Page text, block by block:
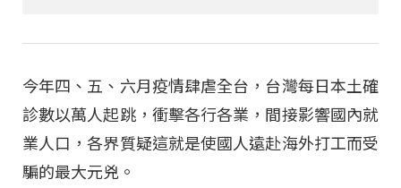
今年四、五、六月疫情肆虐全台，台灣每日本土確
診數以萬人起跳，衝擊各行各業，間接影響國內就
業人口，各界質疑這就是使國人遠赴海外打工而受
騙的最大元兇。